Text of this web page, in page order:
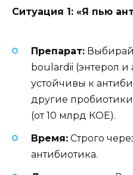
Ситуация 1: «Я пью
Препарат:
boulardii (энтерол
устойчивы к
другие
(от 10 млрд КОЕ).
Время: Строго
антибиотика.